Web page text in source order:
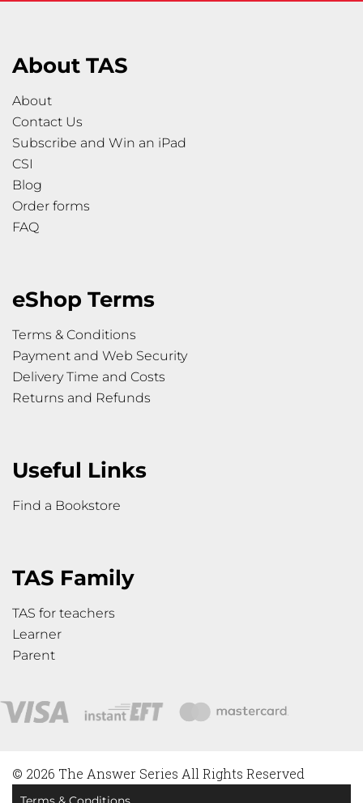
About TAS
About
Contact Us
Subscribe and Win an iPad
CSI
Blog
Order forms
FAQ
eShop Terms
Terms & Conditions
Payment and Web Security
Delivery Time and Costs
Returns and Refunds
Useful Links
Find a Bookstore
TAS Family
TAS for teachers
Learner
Parent
© 2026 The Answer Series All Rights Reserved